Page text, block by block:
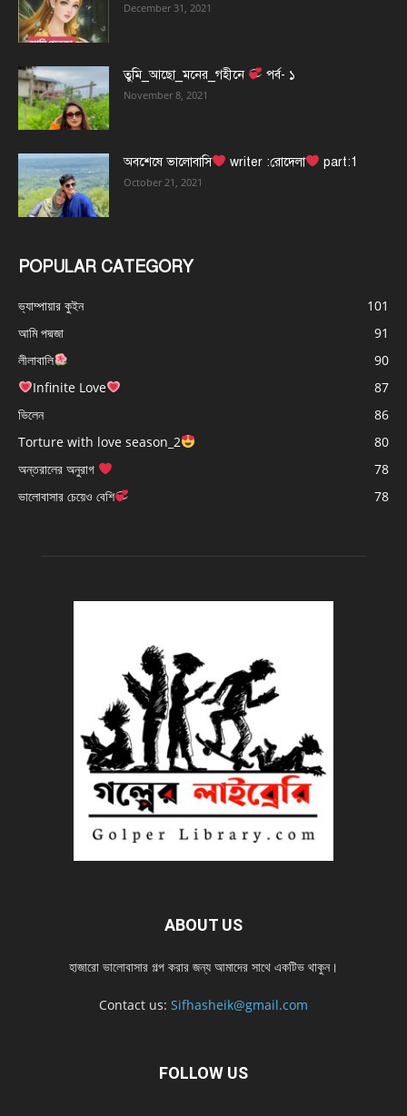
December 31, 2021
তুমি_আছো_মনের_গহীনে পর্ব- ১
November 8, 2021
অবশেষে ভালোবাসি writer :রোদেলা part:1
October 21, 2021
POPULAR CATEGORY
ভ্যাম্পায়ার কুইন
101
আমি পদ্মজা
91
লীলাবালি
90
Infinite Love
87
ভিলেন
86
Torture with love season_2
80
অন্তরালের অনুরাগ
78
ভালোবাসার চেয়েও বেশি
78
ABOUT US
হাজারো ভালোবাসার গল্প করার জন্য আমাদের সাথে একটিভ থাকুন।
Contact us: Sifhasheik@gmail.com
FOLLOW US